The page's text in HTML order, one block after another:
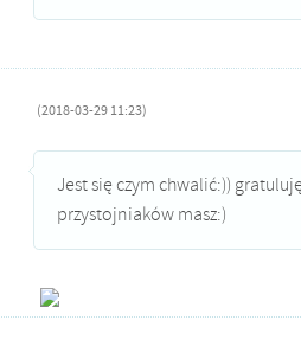
(2018-03-29 11:23)
Jest się czym chwalić:))
przystojniaków masz:)